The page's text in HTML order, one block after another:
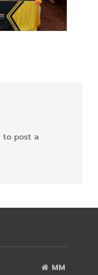
to post a
MM